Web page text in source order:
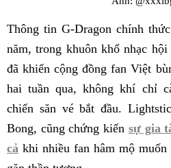
Thông tin G-Dragon chính
năm, trong khuôn khổ nhạc hội
đã khiến cộng đồng fan Việt
hai tuần qua, không khí chỉ
chiến săn vé bắt đầu.
Bong, cũng chứng kiến sự gia
cả khi nhiều fan hâm mộ